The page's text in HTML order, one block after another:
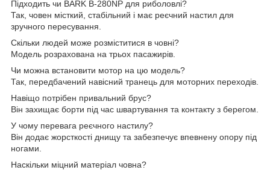
Підходить чи BARK B-280NP для риболовлі?
Так, човен місткий, стабільний і має реєчний настил для
зручного пересування.
Скільки людей може розміститися в човні?
Модель розрахована на трьох пасажирів.
Чи можна встановити мотор на цю модель?
Так, передбачений навісний транець для моторних переходів.
Навіщо потрібен привальний брус?
Він захищає борти під час швартування та контакту з берегом.
У чому перевага реєчного настилу?
Він додає жорсткості днищу та забезпечує впевнену опору під
ногами.
Наскільки міцний матеріал човна?